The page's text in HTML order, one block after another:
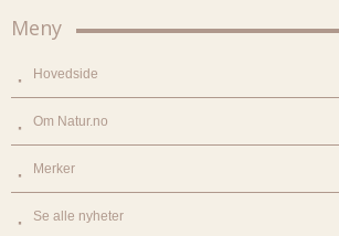
Meny
Hovedside
Om Natur.no
Merker
Se alle nyheter